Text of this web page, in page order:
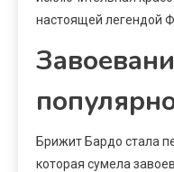
настоящей легендой
Брижит Бардо стала
которая сумела